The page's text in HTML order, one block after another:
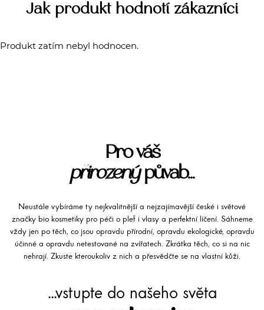
Jak produkt hodnotí zákazníci
Produkt zatím nebyl hodnocen.
Pro váš
přirozenýpůvab...
Neustále vybíráme ty nejkvalitnější a nejzajímavější české i světové
značky bio kosmetiky pro péči o pleť i vlasy a perfektní líčení. Sáhneme
vždy jen po těch, co jsou opravdu přírodní, opravdu ekologické, opravdu
účinné a opravdu netestované na zvířatech. Zkrátka těch, co si na nic
nehrají. Zkuste kteroukoliv z nich a přesvědčte se na vlastní kůži.
...vstupte do našeho světa